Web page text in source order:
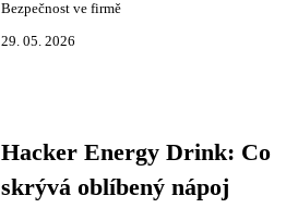
Bezpečnost ve firmě
29. 05. 2026
Hacker Energy Drink: Co
skrývá oblíbený nápoj